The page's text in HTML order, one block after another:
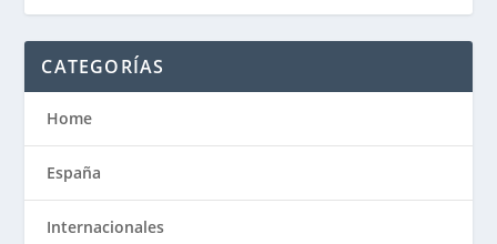
CATEGORÍAS
Home
España
Internacionales